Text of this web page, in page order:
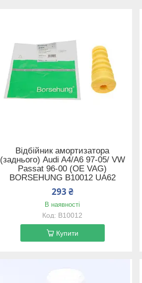
Відбійник амортизатора
(заднього) Audi A4/A6 97-05/ VW
Passat 96-00 (OE VAG)
BORSEHUNG B10012 UA62
293 ₴
В наявності
B10012
Купити